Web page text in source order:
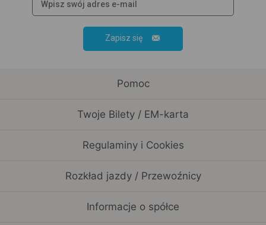
Zapisz się
Pomoc
Twoje Bilety / EM-karta
Regulaminy i Cookies
Rozkład jazdy / Przewoźnicy
Informacje o spółce